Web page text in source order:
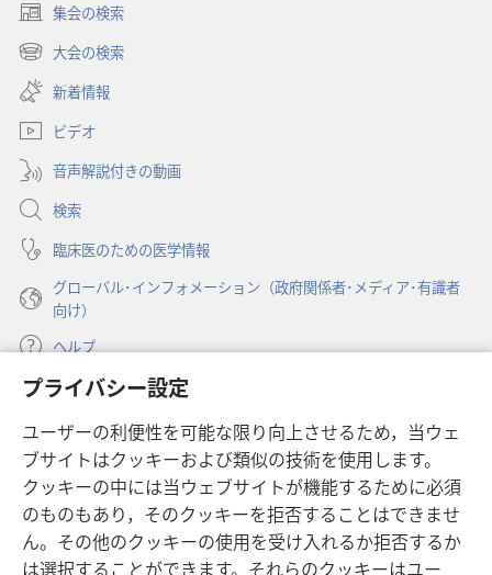
プライバシー設定
ユーザーの利便性を可能な限り向上させるため，当ウェ
ブサイトはクッキーおよび類似の技術を使用します。
クッキーの中には当ウェブサイトが機能するために必須
のものもあり，そのクッキーを拒否することはできませ
ん。その他のクッキーの使用を受け入れるか拒否するか
は選択することができます。それらのクッキーはユー
集会の検索
（新
し
タ
で
開
く）
大会の検索
（新
し
い
タ
ブ
で
開
く）
新着情報
ビデオ
音声解説付きの動画
検索
臨床医のための医学情報
グローバル･インフォメーション（政府関係者･メディア･有識者
向け）
ヘルプ
寄付
し
い
タ
ブ
で
開
ものみの塔 オンライン・ライブラリー
（新
し
い
タ
ブ
JW Hub ®
（新
し
い
JW Library ®